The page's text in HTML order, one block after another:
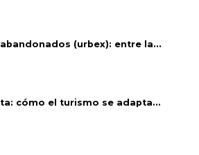
(urbex): entre la...
cómo el turismo se adapta...